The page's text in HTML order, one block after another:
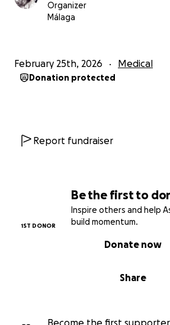
Be the first to
Inspire others and help
build momentum.
1ST DONOR
Share
Donate now
Become the first supporter
Organizer
Málaga
February 25th, 2026 Medical
Donation protected
Report fundraiser